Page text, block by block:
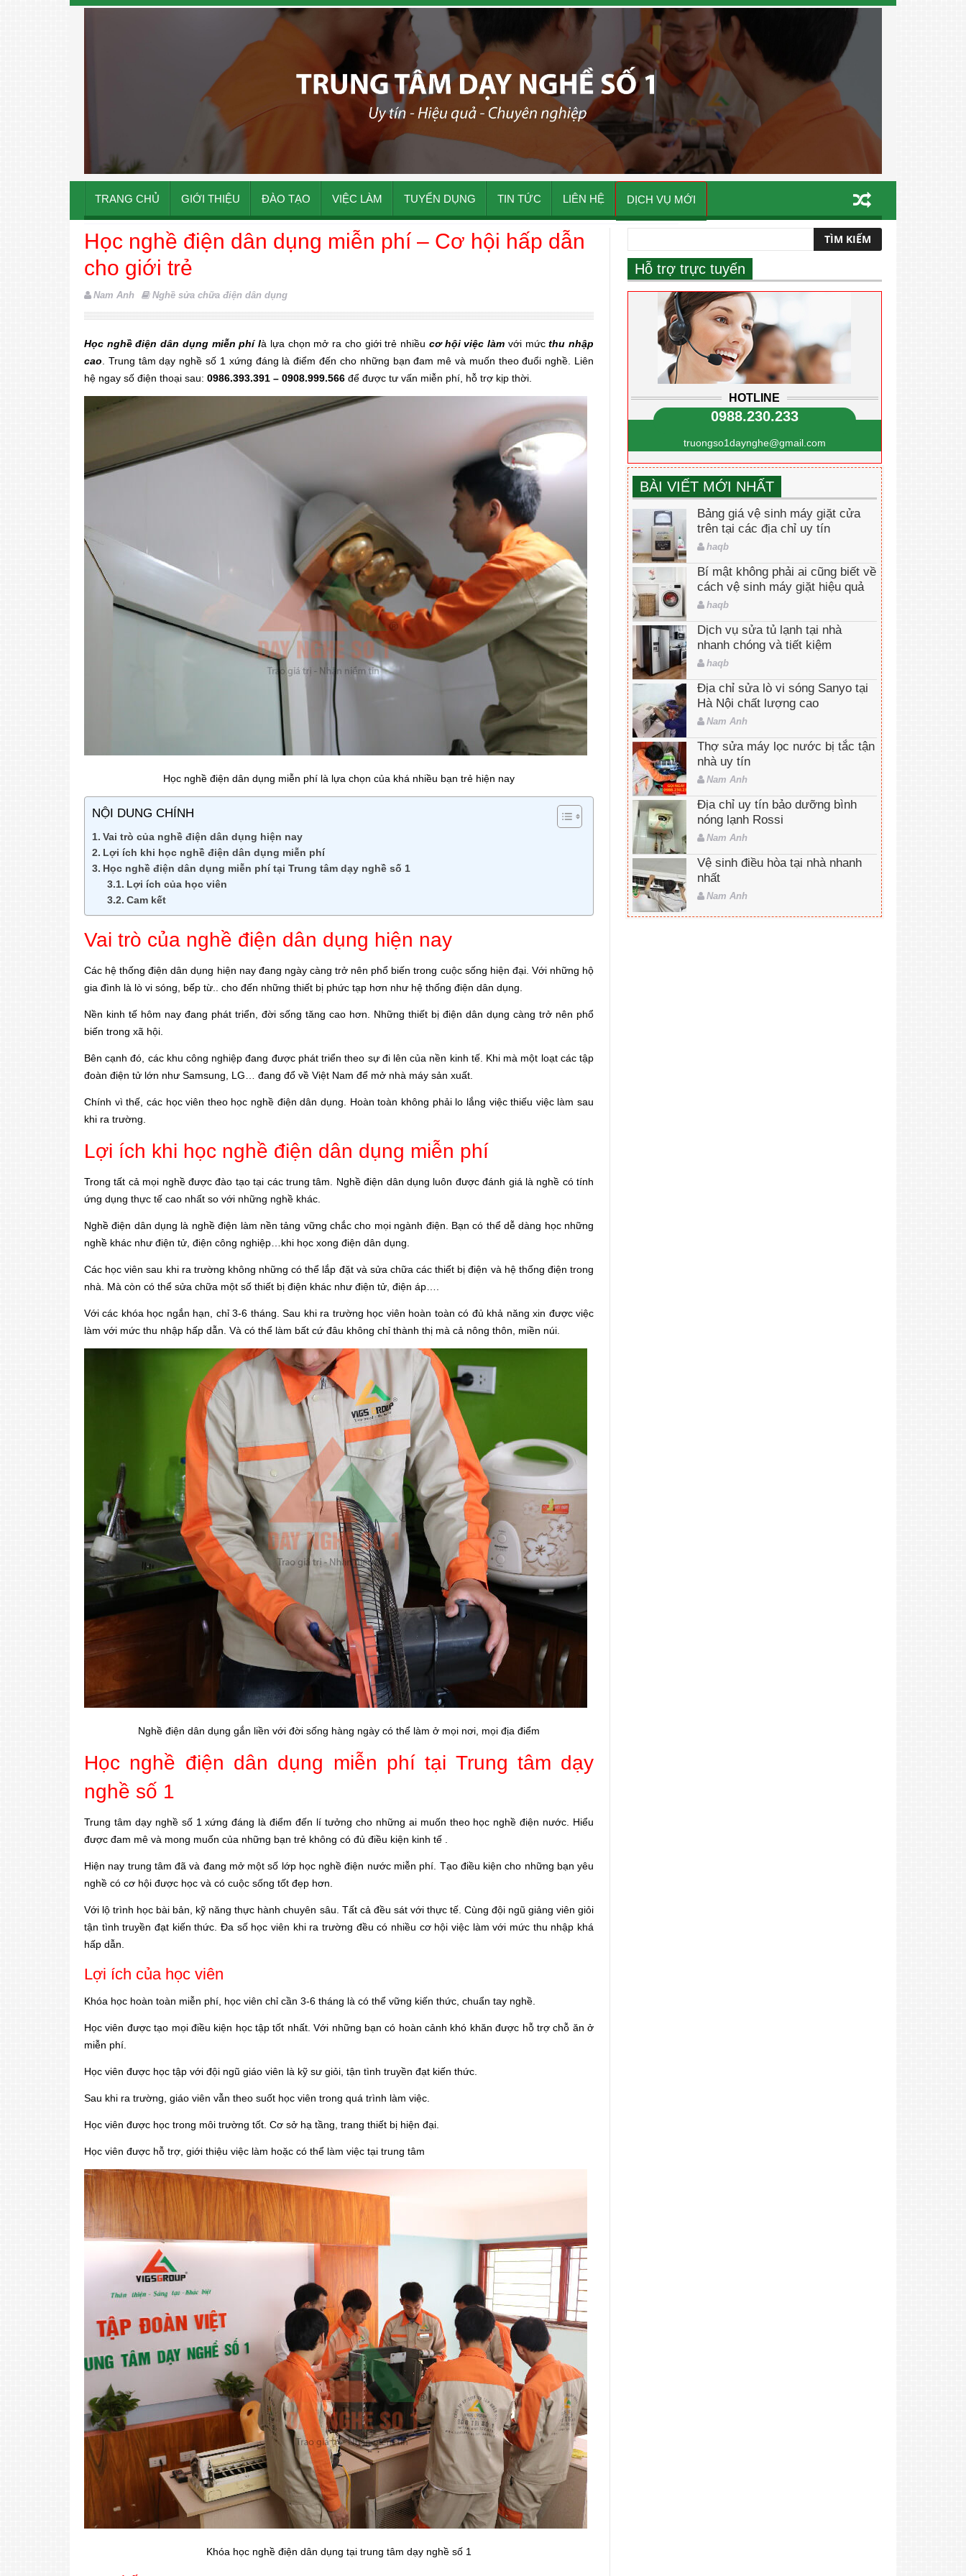
TRANG CHỦ GIỚI THIỆU ĐÀO TẠO VIỆC LÀM TUYỂN DỤNG TIN TỨC LIÊN HỆ DỊCH VỤ MỚI
Học nghề điện dân dụng miễn phí – Cơ hội hấp dẫn
cho giới trẻ
Nam Anh Nghề sửa chữa điện dân dụng
Học nghề điện dân dụng miễn phí là lựa chọn mở ra cho giới trẻ nhiều cơ hội việc làm với mứcthu nhập
cao . Trung tâm dạy nghề số 1 xứng đáng là điểm đến cho những bạn đam mê và muốn theo đuổi nghề. Liên
hệ ngay số điện thoại sau: 0986.393.391 – 0908.999.566 để được tư vấn miễn phí, hỗ trợ kịp thời.
Học nghề điện dân dụng miễn phí là lựa chọn của khá nhiều bạn trẻ hiện nay
NỘI DUNG CHÍNH
Vai trò của nghề điện dân dụng hiện nay
Lợi ích khi học nghề điện dân dụng miễn phí
Học nghề điện dân dụng miễn phí tại Trung tâm dạy nghề số 1
Lợi ích của học viên
Cam kết
Vai trò của nghề điện dân dụng hiện nay
Các hệ thống điện dân dụng hiện nay đang ngày càng trở nên phổ biến trong cuộc sống hiện đại. Với những hộ
gia đình là lò vi sóng, bếp từ.. cho đến những thiết bị phức tạp hơn như hệ thống điện dân dụng.
Nền kinh tế hôm nay đang phát triển, đời sống tăng cao hơn. Những thiết bị điện dân dụng càng trở nên phổ
biến trong xã hội.
Bên cạnh đó, các khu công nghiệp đang được phát triển theo sự đi lên của nền kinh tế. Khi mà một loạt các tập
đoàn điện tử lớn như Samsung, LG… đang đổ về Việt Nam để mở nhà máy sản xuất.
Chính vì thế, các học viên theo học nghề điện dân dụng. Hoàn toàn không phải lo lắng việc thiếu việc làm sau
khi ra trường.
Lợi ích khi học nghề điện dân dụng miễn phí
Trong tất cả mọi nghề được đào tạo tại các trung tâm. Nghề điện dân dụng luôn được đánh giá là nghề có tính
ứng dụng thực tế cao nhất so với những nghề khác.
Nghề điện dân dụng là nghề điện làm nền tảng vững chắc cho mọi ngành điện. Bạn có thể dễ dàng học những
nghề khác như điện tử, điện công nghiệp…khi học xong điện dân dụng.
Các học viên sau khi ra trường không những có thể lắp đặt và sửa chữa các thiết bị điện và hệ thống điện trong
nhà. Mà còn có thể sửa chữa một số thiết bị điện khác như điện tử, điện áp….
Với các khóa học ngắn hạn, chỉ 3-6 tháng. Sau khi ra trường học viên hoàn toàn có đủ khả năng xin được việc
làm với mức thu nhập hấp dẫn. Và có thể làm bất cứ đâu không chỉ thành thị mà cả nông thôn, miền núi.
Nghề điện dân dụng gắn liền với đời sống hàng ngày có thể làm ở mọi nơi, mọi địa điểm
Học nghề điện dân dụng miễn phí tại Trung tâm dạy
nghề số 1
Trung tâm dạy nghề số 1 xứng đáng là điểm đến lí tưởng cho những ai muốn theo học nghề điện nước. Hiểu
được đam mê và mong muốn của những bạn trẻ không có đủ điều kiện kinh tế .
Hiện nay trung tâm đã và đang mở một số lớp học nghề điện nước miễn phí. Tạo điều kiện cho những bạn yêu
nghề có cơ hội được học và có cuộc sống tốt đẹp hơn.
Với lộ trình học bài bản, kỹ năng thực hành chuyên sâu. Tất cả đều sát với thực tế. Cùng đội ngũ giảng viên giỏi
tận tình truyền đạt kiến thức. Đa số học viên khi ra trường đều có nhiều cơ hội việc làm với mức thu nhập khá
hấp dẫn.
Lợi ích của học viên
Khóa học hoàn toàn miễn phí, học viên chỉ cần 3-6 tháng là có thể vững kiến thức, chuẩn tay nghề.
Học viên được tạo mọi điều kiện học tập tốt nhất. Với những bạn có hoàn cảnh khó khăn được hỗ trợ chỗ ăn ở
miễn phí.
Học viên được học tập với đội ngũ giáo viên là kỹ sư giỏi, tận tình truyền đạt kiến thức.
Sau khi ra trường, giáo viên vẫn theo suốt học viên trong quá trình làm việc.
Học viên được học trong môi trường tốt. Cơ sở hạ tầng, trang thiết bị hiện đại.
Học viên được hỗ trợ, giới thiệu việc làm hoặc có thể làm việc tại trung tâm
Khóa học nghề điện dân dụng tại trung tâm dạy nghề số 1
Hỗ trợ trực tuyến
HOTLINE
0988.230.233
truongso1daynghe@gmail.com
BÀI VIẾT MỚI NHẤT
Bảng giá vệ sinh máy giặt cửa
trên tại các địa chỉ uy tín
haqb
Bí mật không phải ai cũng biết về
cách vệ sinh máy giặt hiệu quả
haqb
Dịch vụ sửa tủ lạnh tại nhà
nhanh chóng và tiết kiệm
haqb
Địa chỉ sửa lò vi sóng Sanyo tại
Hà Nội chất lượng cao
Nam Anh
Thợ sửa máy lọc nước bị tắc tận
nhà uy tín
Nam Anh
Địa chỉ uy tín bảo dưỡng bình
nóng lạnh Rossi
Nam Anh
Vệ sinh điều hòa tại nhà nhanh
nhất
Nam Anh